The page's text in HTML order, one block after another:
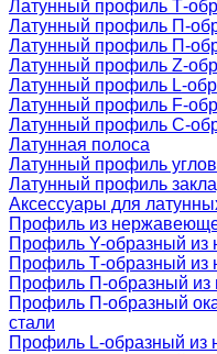
Латунный профиль Т-
Латунный профиль П-
Латунный профиль П-
Латунный профиль Z-
Латунный профиль L-
Латунный профиль F-
Латунный профиль C-
Латунная полоса
Латунный профиль
Латунный профиль
Аксессуары для
Профиль из
Профиль Y-образный
Профиль Т-образный из
Профиль П-образный
Профиль П-образный
стали
Профиль L-образный из